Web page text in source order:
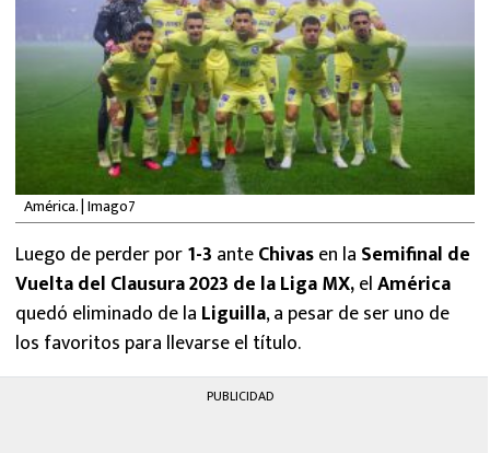
FÓRMULA 1
BOXEO
LIGA MX
NFL
América. | Imago7
Luego de perder por1-3 anteChivasen la Semifinal de
Vuelta del Clausura 2023 de la Liga MX,elAmérica
quedó eliminado de la Liguilla, a pesar de ser uno de
los favoritos para llevarse el título.
PUBLICIDAD